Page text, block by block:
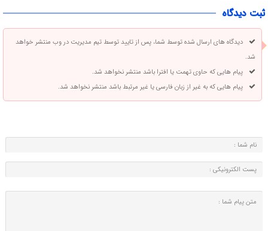
ثبت دیدگاه
دیدگاه های ارسال شده توسط شما، پس از تایید توسط تیم مدیریت در وب منتشر خواهد
شد.
پیام هایی که حاوی تهمت یا افترا باشد منتشر نخواهد شد.
پیام هایی که به غیر از زبان فارسی یا غیر مرتبط باشد منتشر نخواهد شد.